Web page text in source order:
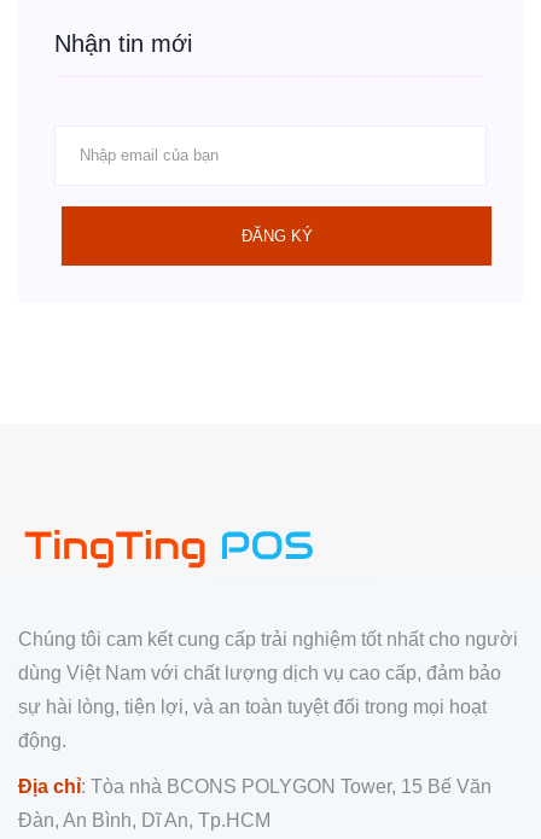
Nhận tin mới
ĐĂNG KÝ
Chúng tôi cam kết cung cấp trải nghiệm tốt nhất cho người
dùng Việt Nam với chất lượng dịch vụ cao cấp, đảm bảo
sự hài lòng, tiện lợi, và an toàn tuyệt đối trong mọi hoạt
động.
Địa chỉ: Tòa nhà BCONS POLYGON Tower, 15 Bế Văn
Đàn, An Bình, Dĩ An, Tp.HCM